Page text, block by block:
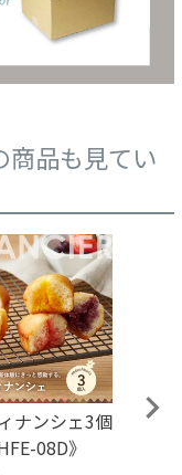
商品も見てい
ナンシェ3個
08D》
芳果